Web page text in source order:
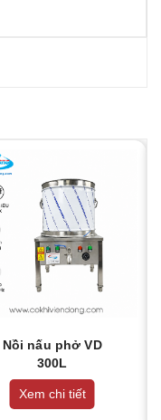
Nồi nấu phở VD
300L
Xem chi tiết